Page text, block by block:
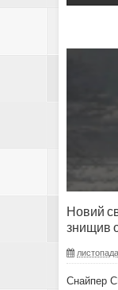
Новий
знищив
Снайпер